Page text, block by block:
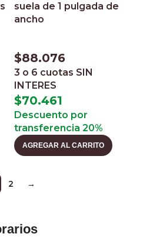
suela de 1 pulgada de
ancho
$88.076
3 o 6 cuotas SIN
INTERES
$70.461
Descuento por
transferencia 20%
AGREGAR AL CARRITO
2 →